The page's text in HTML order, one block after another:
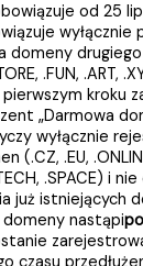
od 25
wyłącznie
domeny drugiego
.FUN, .ART,
pierwszym kroku
„Darmowa
wyłącznie
(.CZ, .EU,
.SPACE) i
już istniejących
nastąpi